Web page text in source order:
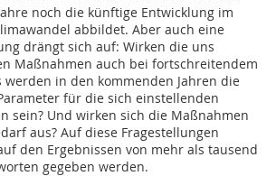
noch die künftige Entwicklung im
abbildet. Aber auch eine
drängt sich auf: Wirken die uns
Maßnahmen auch bei fortschreitendem
werden in den kommenden Jahren die
für die sich einstellenden
sein? Und wirken sich die Maßnahmen
aus? Auf diese Fragestellungen
den Ergebnissen von mehr als tausend
gegeben werden.